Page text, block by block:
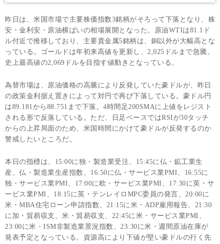
昨日は、米国市場で主要株価指数3銘柄がそろって下落となり、株
安・金利安・原油横ばいの相場展開となった。原油WTIは81.1ド
ル付近で推移しており、主要貴金属5銘柄は、銅以外が大幅高とな
っている。ゴールドは年初来高値を更新し、2,025ドルまで急騰。
史上最高値の2,069ドルを目指す値動きとなっている。
為替市場は、原油価格の高騰により反発していた豪ドルが、昨日
の政策金利据え置きによって対円で再び下落している。豪ドル円
は89.181から88.751まで下落。4時間足200SMAに上値をレジスト
される形で反落している。ただ、日足ベースではRSIが30タッチ
からの上昇局面のため、米国時間にかけて豪ドルが反発するのか
警戒したいところだ。
本日の指標は、15:00に独・製造業受注、15:45に仏・鉱工業生
産、仏・製造業生産指数、16:50に仏・サービス業PMI、16:55に
独・サービス業PMI、17:00に欧・サービス業PMI、17:30に英・サ
ービス業PMI、18:15に英・テンレイロMPC委員の発言、20:00に
米・MBA住宅ローン申請指数、21:15に米・ADP雇用報告、21:30
に加・貿易収支、米・貿易収支、22:45に米・サービス業PMI、
23:00に米・ISM非製造業景況指数、23:30に米・週間原油在庫が
発表予定となっている。資源高により下値が堅い豪ドルの行く先